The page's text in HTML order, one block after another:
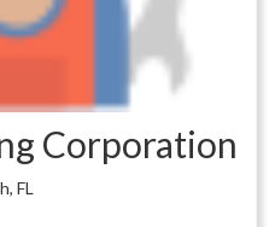
Corporation
FL